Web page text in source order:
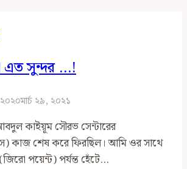
এত সুন্দর …!
মার্চ ২৯, ২০২১
কাইয়ূম সৌরভ সেন্টারের
কাজ শেষ করে ফিরছিল। আমি ওর সাথে
পয়েন্ট) পর্যন্ত হেঁটে…